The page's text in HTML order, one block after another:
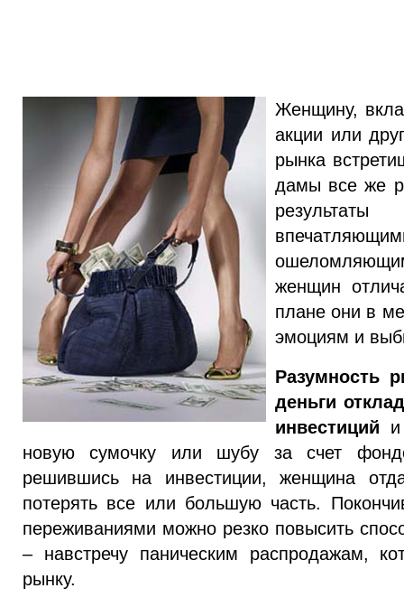
Женщину,
акции или
рынка
дамы все же
женщин
плане они в
эмоциям и
Разумность
деньги
инвестиций и
новую сумочку или шубу за счет
решившись на инвестиции, женщина
потерять все или большую часть.
переживаниями можно резко повысить
– навстречу паническим распродажам,
рынку.